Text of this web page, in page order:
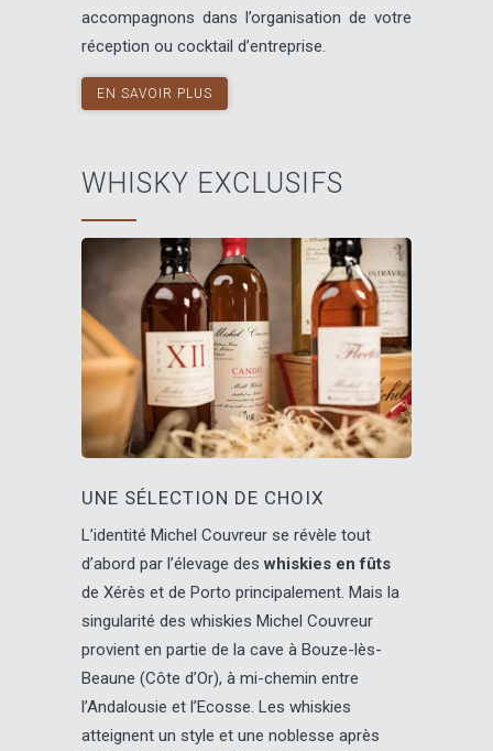
accompagnons dans l’organisation de votre
réception ou cocktail d’entreprise.
EN SAVOIR PLUS
WHISKY EXCLUSIFS
UNE SÉLECTION DE CHOIX
L’identité Michel Couvreur se révèle tout
d’abord par l’élevage deswhiskies en fûts
de Xérès et de Porto principalement. Mais la
singularité des whiskies Michel Couvreur
provient en partie de la cave à Bouze-lès-
Beaune (Côte d’Or), à mi-chemin entre
l’Andalousie et l’Ecosse. Les whiskies
atteignent un style et une noblesse après